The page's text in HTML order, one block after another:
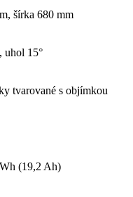
šírka 680 mm
uhol 15°
tvarované s objímkou
(19,2 Ah)